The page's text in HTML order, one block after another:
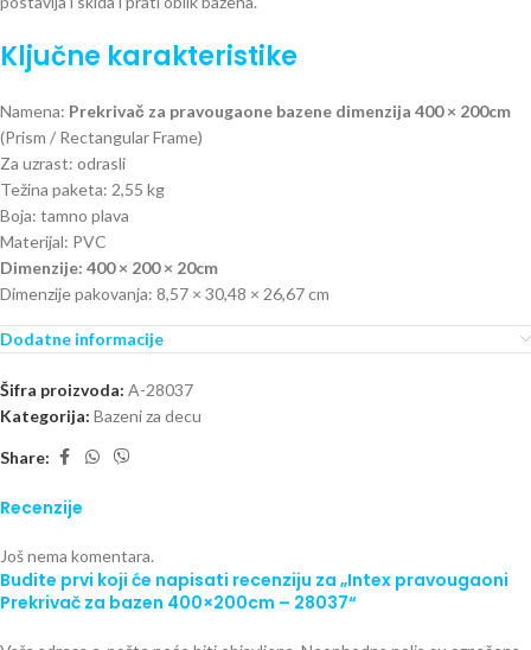
Ključne karakteristike
Namena: Prekrivač za pravougaone bazene dimenzija 400 × 200cm
(Prism / Rectangular Frame)
Za uzrast: odrasli
Težina paketa: 2,55 kg
Boja: tamno plava
Materijal: PVC
Dimenzije: 400 × 200 × 20cm
Dimenzije pakovanja: 8,57 × 30,48 × 26,67 cm
Dodatne informacije
Šifra proizvoda: A-28037
Kategorija: Bazeni za decu
Share:
Recenzije
Još nema komentara.
Budite prvi koji će napisati recenziju za „Intex pravougaoni
Prekrivač za bazen 400×200cm – 28037“